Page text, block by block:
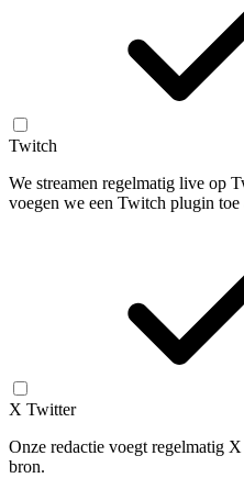
Twitch
We streamen regelmatig live op
voegen we een Twitch plugin toe
X Twitter
Onze redactie voegt regelmatig
bron.